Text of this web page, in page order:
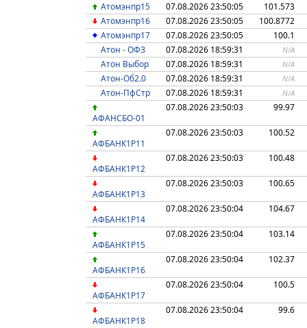
Атомэнпр15
07.08.2026 23:50:05
101.573
Атомэнпр16
07.08.2026 23:50:05
100.8772
Атомэнпр17
07.08.2026 23:50:05
100.1
Атон - ОФЗ
07.08.2026 18:59:31 N/A
Атон Выбор 07.08.2026 18:59:31 N/A
Атон-Об2.0 07.08.2026 18:59:31 N/A
Атон-ПфСтр 07.08.2026 18:59:31 N/A
АФАНСБО-01
07.08.2026 23:50:03 99.97
АФБАНК1Р11
07.08.2026 23:50:03 100.52
АФБАНК1Р12
07.08.2026 23:50:03 100.48
АФБАНК1Р13
07.08.2026 23:50:03 100.65
АФБАНК1Р14
07.08.2026 23:50:04 104.67
АФБАНК1Р15
07.08.2026 23:50:04 103.14
АФБАНК1Р16
07.08.2026 23:50:04 102.37
АФБАНК1Р17
07.08.2026 23:50:04 100.5
АФБАНК1Р18
07.08.2026 23:50:04 99.6